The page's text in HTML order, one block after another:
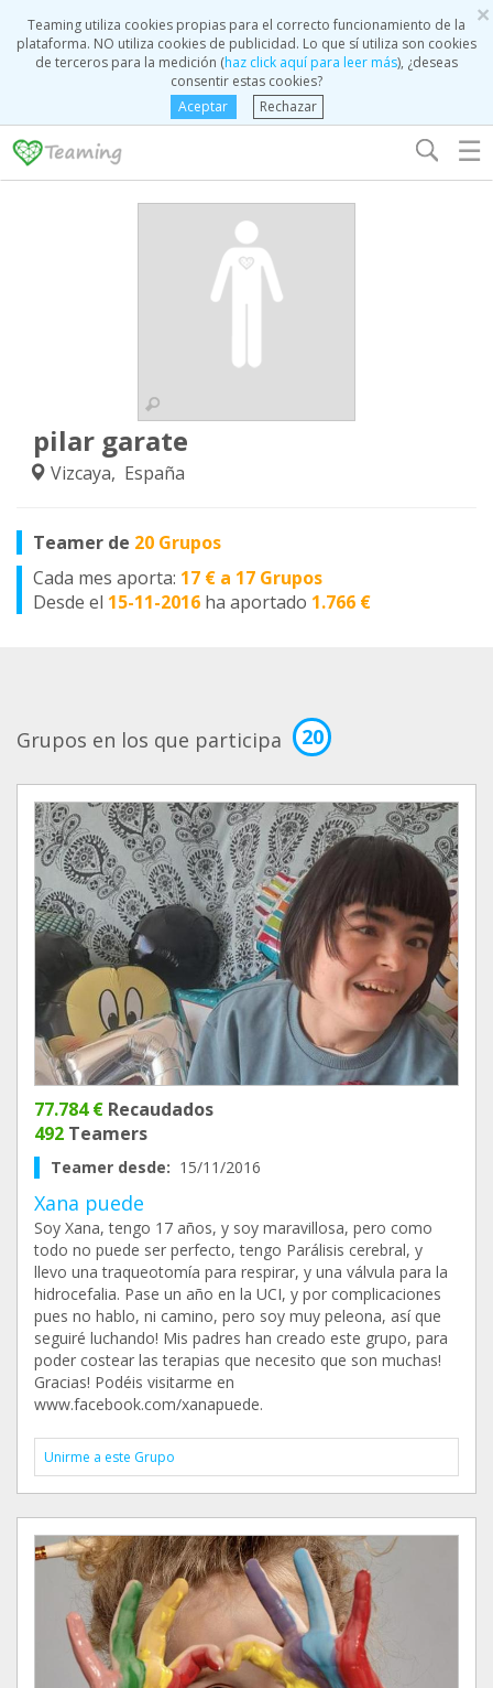
×
Teaming utiliza cookies propias para el correcto funcionamiento de la
plataforma. NO utiliza cookies de publicidad. Lo que sí utiliza son cookies
de terceros para la medición (haz click aquí para leer más), ¿deseas
consentir estas cookies?
Aceptar
Rechazar
☰
pilar garate
Vizcaya, España
Teamer de 20 Grupos
Cada mes aporta: 17 € a 17 Grupos
Desde el 15-11-2016 ha aportado 1.766 €
Grupos en los que participa 20
77.784 € Recaudados
492 Teamers
Teamer desde: 15/11/2016
Xana puede
Soy Xana, tengo 17 años, y soy maravillosa, pero como
todo no puede ser perfecto, tengo Parálisis cerebral, y
llevo una traqueotomía para respirar, y una válvula para la
hidrocefalia. Pase un año en la UCI, y por complicaciones
pues no hablo, ni camino, pero soy muy peleona, así que
seguiré luchando! Mis padres han creado este grupo, para
poder costear las terapias que necesito que son muchas!
Gracias! Podéis visitarme en
www.facebook.com/xanapuede.
Unirme a este Grupo